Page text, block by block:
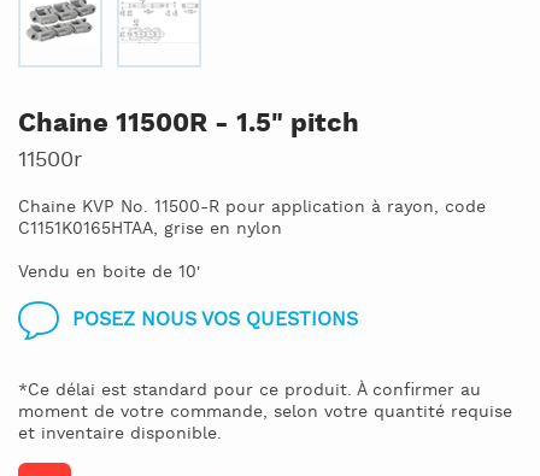
Chaine 11500R - 1.5" pitch
11500r
Chaine KVP No. 11500-R pour application à rayon, code
C1151K0165HTAA, grise en nylon
Vendu en boite de 10'
POSEZ NOUS VOS QUESTIONS
*Ce délai est standard pour ce produit. À confirmer au
moment de votre commande, selon votre quantité requise
et inventaire disponible.